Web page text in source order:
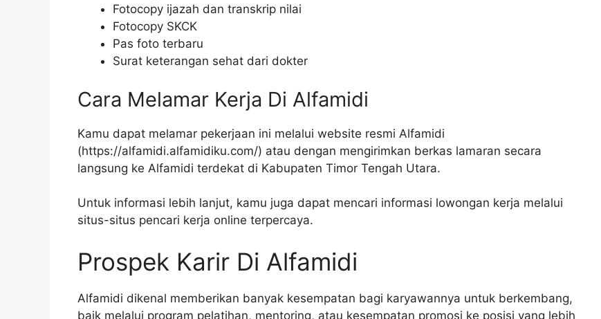
Fotocopy ijazah dan transkrip nilai
Fotocopy SKCK
Pas foto terbaru
Surat keterangan sehat dari dokter
Cara Melamar Kerja Di Alfamidi
Kamu dapat melamar pekerjaan ini melalui website resmi Alfamidi
(https://alfamidi.alfamidiku.com/) atau dengan mengirimkan berkas lamaran secara
langsung ke Alfamidi terdekat di Kabupaten Timor Tengah Utara.
Untuk informasi lebih lanjut, kamu juga dapat mencari informasi lowongan kerja melalui
situs-situs pencari kerja online terpercaya.
Prospek Karir Di Alfamidi
Alfamidi dikenal memberikan banyak kesempatan bagi karyawannya untuk berkembang,
baik melalui program pelatihan, mentoring, atau kesempatan promosi ke posisi yang lebih